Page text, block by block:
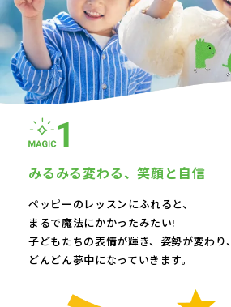
みるみる変わる、笑顔と自信
ペッピーのレッスンにふれると、
まるで魔法にかかったみたい!
子どもたちの表情が輝き、 姿勢が変わり、
どんどん夢中になっていきます。